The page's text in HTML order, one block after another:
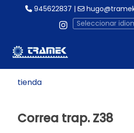
945622837 |
Seleccionar
tienda
Correa trap. Z38